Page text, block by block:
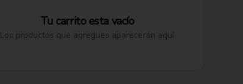
Tu carrito esta vacío
Los productos que agregues aparecerán aquí